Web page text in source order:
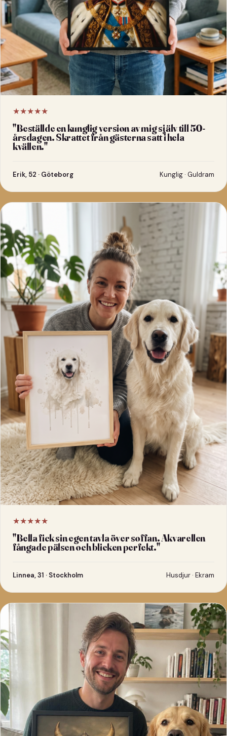
★★★★★
"Beställde en kunglig version av mig själv till 50-
årsdagen. Skrattet från gästerna satt i hela
kvällen."
Erik, 52 · Göteborg Kunglig · Guldram
★★★★★
"Bella fick sin egen tavla över soffan. Akvarellen
fångade pälsen och blicken perfekt."
Linnea, 31 · Stockholm Husdjur · Ekram